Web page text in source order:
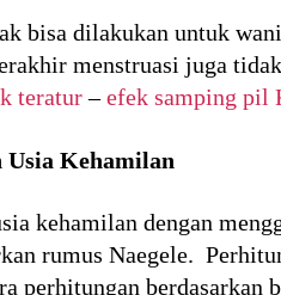
bisa dilakukan untuk
menstruasi juga
teratur–efek samping pil
Usia Kehamilan
kehamilan dengan
rumus Naegele.
perhitungan berdasarkan